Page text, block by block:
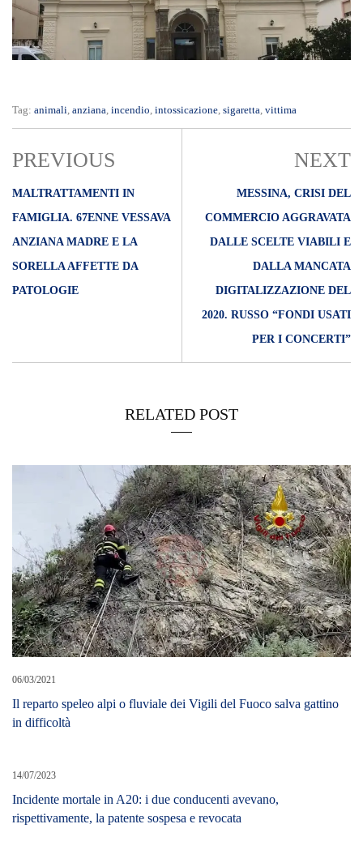
Tag: animali, anziana, incendio, intossicazione, sigaretta, vittima
PREVIOUS
MALTRATTAMENTI IN
FAMIGLIA. 67ENNE VESSAVA
ANZIANA MADRE E LA
SORELLA AFFETTE DA
PATOLOGIE
NEXT
MESSINA, CRISI DEL
COMMERCIO AGGRAVATA
DALLE SCELTE VIABILI E
DALLA MANCATA
DIGITALIZZAZIONE DEL
2020. RUSSO “FONDI USATI
PER I CONCERTI”
RELATED POST
06/03/2021
Il reparto speleo alpi o fluviale dei Vigili del Fuoco salva gattino
in difficoltà
14/07/2023
Incidente mortale in A20: i due conducenti avevano,
rispettivamente, la patente sospesa e revocata